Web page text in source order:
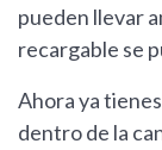
pueden llevar
recargable se
Ahora ya
dentro de la